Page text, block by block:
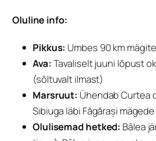
Oluline info:
Pikkus: Umbes 90 km
Ava:Tavaliselt juuni lõpust
(sõltuvalt ilmast)
Marsruut: Ühendab Curtea
Sibiuga läbi Făgărași mägede
Olulisemad hetked: Bâlea